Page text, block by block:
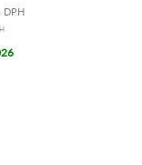
DPH